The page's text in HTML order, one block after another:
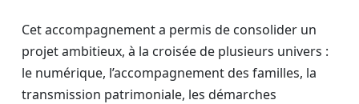
Cet accompagnement a permis de consolider un
projet ambitieux, à la croisée de plusieurs univers :
le numérique, l’accompagnement des familles, la
transmission patrimoniale, les démarches